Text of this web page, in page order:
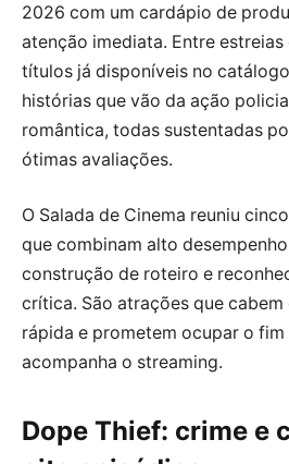
2026 com um cardápio de
atenção imediata. Entre
títulos já disponíveis no
histórias que vão da ação
romântica, todas sustentadas
ótimas avaliações.
O Salada de Cinema reuniu
que combinam alto
construção de roteiro e
crítica. São atrações que cabem
rápida e prometem ocupar o fim
acompanha o streaming.
Dope Thief: crime e